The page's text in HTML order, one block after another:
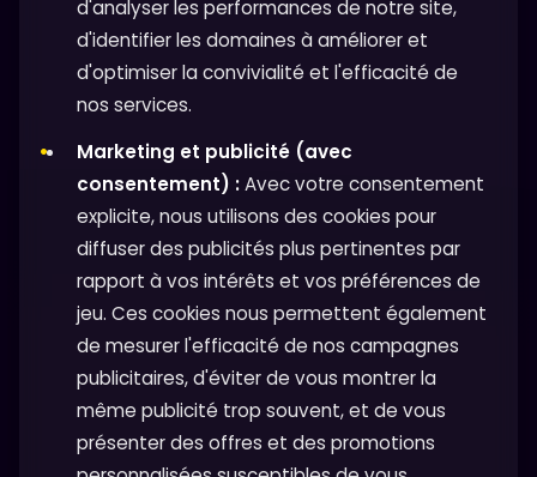
d'analyser les performances de notre site,
d'identifier les domaines à améliorer et
d'optimiser la convivialité et l'efficacité de
nos services.
Marketing et publicité (avec
consentement) :Avec votre consentement
explicite, nous utilisons des cookies pour
diffuser des publicités plus pertinentes par
rapport à vos intérêts et vos préférences de
jeu. Ces cookies nous permettent également
de mesurer l'efficacité de nos campagnes
publicitaires, d'éviter de vous montrer la
même publicité trop souvent, et de vous
présenter des offres et des promotions